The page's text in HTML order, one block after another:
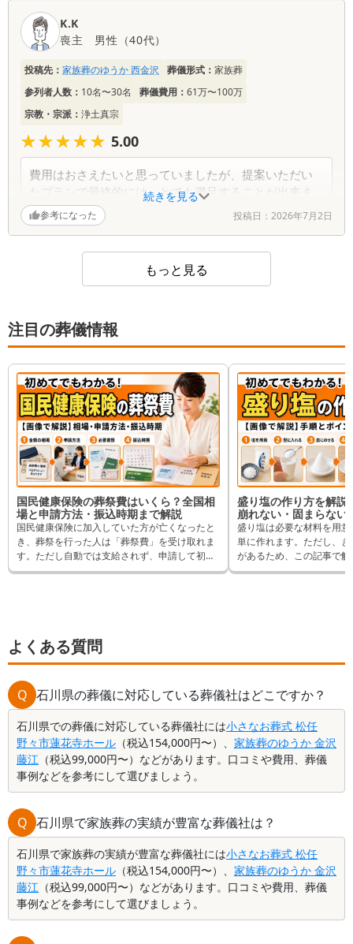
担当スタッフさんが親切で説明もしっかりしてくれて
すごく良かったです。
続きを見る
K.K
喪主
男性 （40代）
投稿先： 家族葬のゆうか 西金沢 葬儀形式： 家族葬
参列者人数： 10名〜30名 葬儀費用： 61万〜100万
宗教・宗派： 浄土真宗
★★★★★
★★★★★ 5.00
費用はおさえたいと思っていましたが、提案いただい
たプランで最終的には、とても満足することが出来ま
した。
故人の好きな物を伝えておりましたが、それを準備い
参考になった 投稿日： 2026年7月2日
もっと見る
注目の葬儀情報
国民健康保険の葬祭費はいくら？全国相
場と申請方法・振込時期まで解説
国民健康保険に加入していた方が亡くなったと
き、葬祭を行った人は「葬祭費」を受け取れま
す。ただし自動では支給されず、申請して初め
て受け取れる給付です。金額は住んでいる地域
えします。
盛り塩の作り方を解説
崩れない・固まらない
盛り塩は必要な材料を用
単に作れます。ただし、
があるため、この記事で
きれいに作ると気持ちが
よくある質問
Q 石川県の葬儀に対応している葬儀社はどこですか？
石川県での葬儀に対応している葬儀社には小さなお葬式 松任
野々市蓮花寺ホール （税込154,000円〜）、 家族葬のゆうか 金沢
藤江 （税込99,000円〜）などがあります。口コミや費用、葬儀
事例などを参考にして選びましょう。
Q 石川県で家族葬の実績が豊富な葬儀社は？
石川県で家族葬の実績が豊富な葬儀社には小さなお葬式 松任
野々市蓮花寺ホール （税込154,000円〜）、 家族葬のゆうか 金沢
藤江 （税込99,000円〜）などがあります。口コミや費用、葬儀
事例などを参考にして選びましょう。